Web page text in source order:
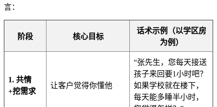
言：
阶段 核心目标
话术示例（以学区房
为例）
1. 共情
+挖需求
让客户觉得你懂他
“张先生，您每天接送
孩子来回要1小时吧？
如果学校就在楼下，
每天能多睡半小时，